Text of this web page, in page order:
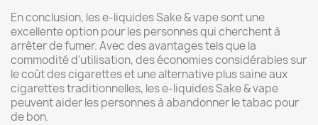
En conclusion, les e-liquides Sake & vape sont une
excellente option pour les personnes qui cherchent à
arrêter de fumer. Avec des avantages tels que la
commodité d'utilisation, des économies considérables sur
le coût des cigarettes et une alternative plus saine aux
cigarettes traditionnelles, les e-liquides Sake & vape
peuvent aider les personnes à abandonner le tabac pour
de bon.